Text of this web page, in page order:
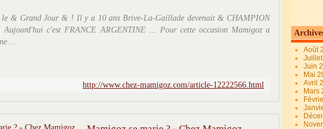
le & Grand Jour & ! Il y a 10 ans Brive-La-Gaillade devenait & CHAMPION
c'est FRANCE ARGENTINE ... Pour cette occasion Mamigoz a
...
http://www.chez-mamigoz.com/article-12222566.html
Août
Juin
Mai
Avril
Mars